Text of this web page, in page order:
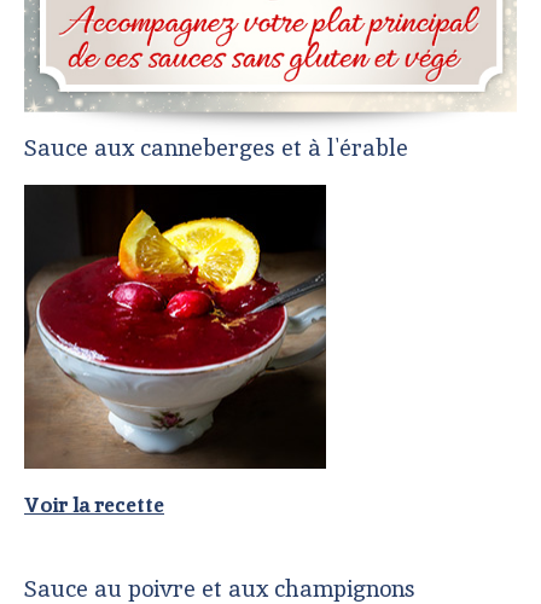
Sauce aux canneberges et à l'érable
Voir la recette
Sauce au poivre et aux champignons